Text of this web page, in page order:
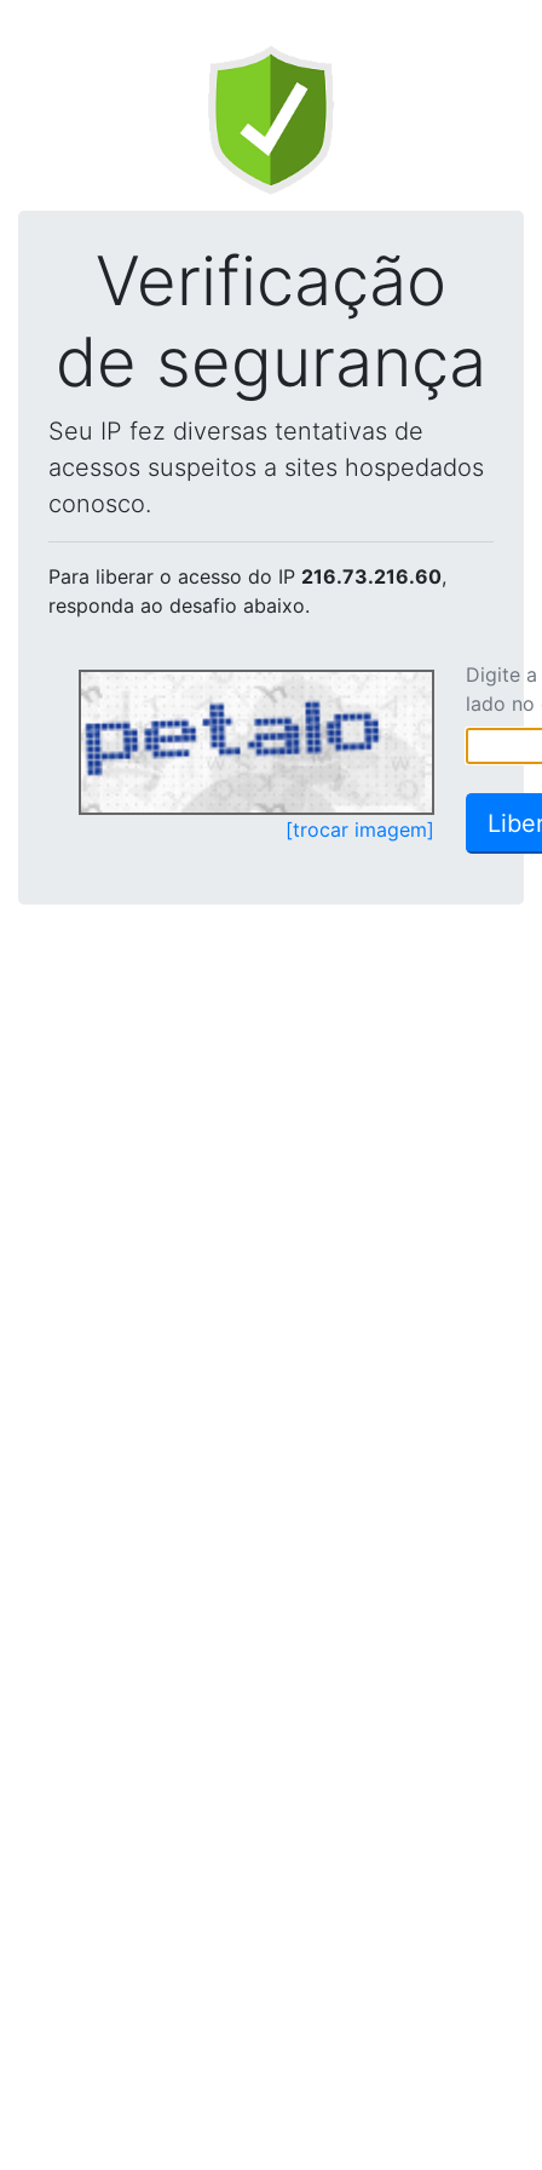
Verificação
de segurança
Seu IP fez diversas tentativas de
acessos suspeitos a sites hospedados
conosco.
Para liberar o acesso do IP 216.73.216.60,
responda ao desafio abaixo.
[trocar imagem]
Digite
lado no